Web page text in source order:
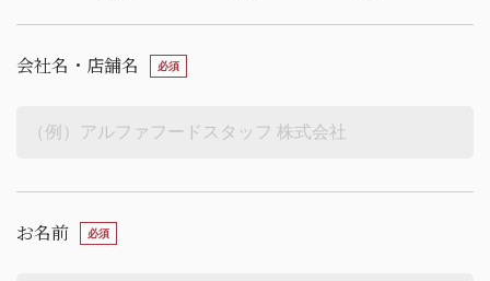
会社名・店舗名
お名前